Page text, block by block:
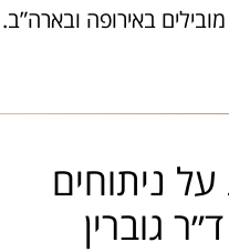
באירופה ובארה”ב.
ניתוחים
גוברין